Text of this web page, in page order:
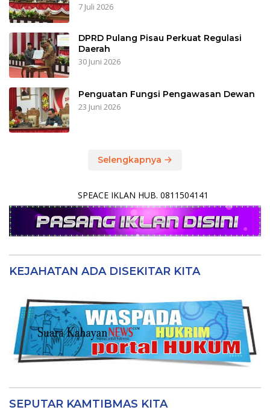
7 Juli 2026
DPRD Pulang Pisau Perkuat Regulasi
Daerah
30 Juni 2026
Penguatan Fungsi Pengawasan Dewan
23 Juni 2026
Selengkapnya
SPEACE IKLAN HUB. 0811504141
KEJAHATAN ADA DISEKITAR KITA
SEPUTAR KAMTIBMAS KITA